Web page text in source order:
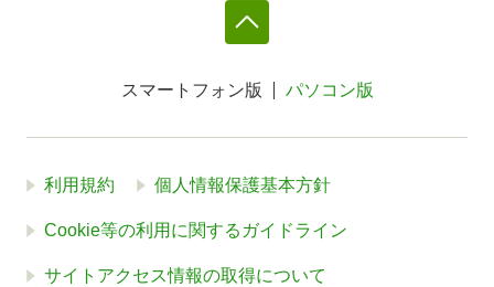
スマートフォン版 パソコン版
利用規約 個人情報保護基本方針
Cookie等の利用に関するガイドライン
サイトアクセス情報の取得について